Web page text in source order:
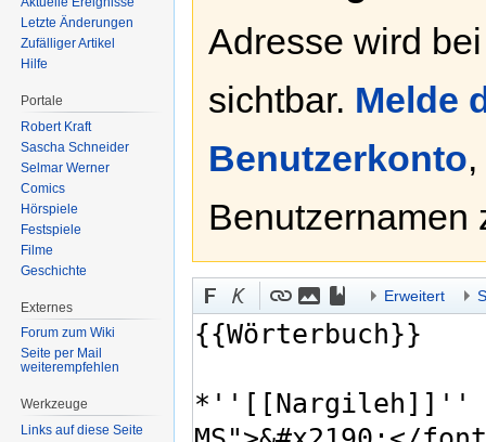
Adresse wird
sichtbar. Melde
Benutzerkonto
Benutzernamen
Erweitert
Letzte Änderungen
Zufälliger Artikel
Hilfe
Portale
Robert Kraft
Sascha Schneider
Selmar Werner
Comics
Hörspiele
Festspiele
Filme
Geschichte
Externes
Forum zum Wiki
Seite per Mail
weiterempfehlen
Werkzeuge
Links auf diese Seite